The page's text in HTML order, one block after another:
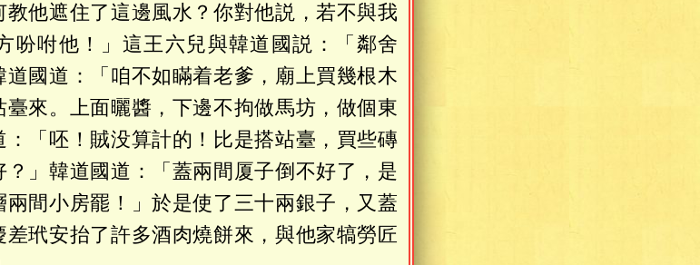
他遮住了這邊風水？你對他説，若不與我
吩咐他！」這王六兒與韓道國説：「鄰舍
國道：「咱不如瞞着老爹，廟上買幾根木
來。上面曬醬，下邊不拘做馬坊，做個東
「呸！賊没算計的！比是搭站臺，買些磚
」韓道國道：「蓋兩間厦子倒不好了，是
間小房罷！」於是使了三十兩銀子，又蓋
玳安抬了許多酒肉燒餅來，與他家犒勞匠